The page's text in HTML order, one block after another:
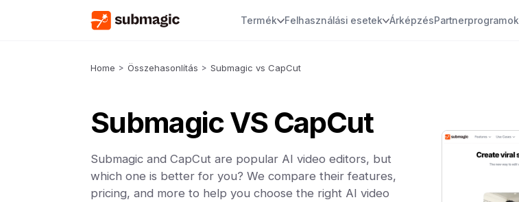
Termék Felhasználási esetek ÁrképzésPartnerprogramok
Home > Összehasonlítás > Submagic vs CapCut
Submagic VS CapCut
Submagic and CapCut are popular AI video editors, but
which one is better for you? We compare their features,
pricing, and more to help you choose the right AI video